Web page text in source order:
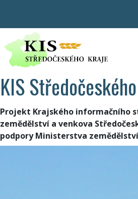
KIS
Projekt Krajského informačního
zemědělství a venkova
podpory Ministerstva zemědělství